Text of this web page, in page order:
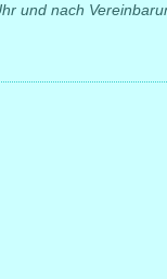
und nach